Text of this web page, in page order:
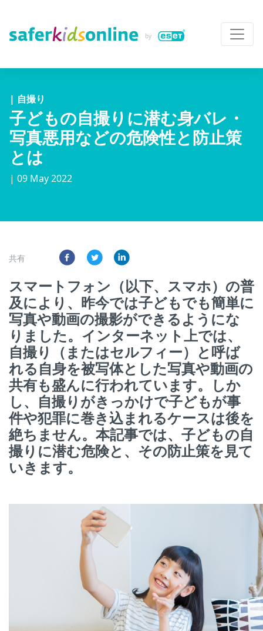
| 自撮り
子どもの自撮りに潜む身バレ・
写真悪用などの危険性と防止策
とは
| 09 May 2022
共有
スマートフォン（以下、スマホ）の普
及により、昨今では子どもでも簡単に
写真や動画の撮影ができるようにな
りました。インターネット上では、
自撮り（またはセルフィー）と呼ば
れる自身を被写体とした写真や動画の
共有も盛んに行われています。しか
し、自撮りがきっかけで子どもが事
件や犯罪に巻き込まれるケースは後を
絶ちません。本記事では、子どもの自
撮りに潜む危険と、その防止策を見て
いきます。